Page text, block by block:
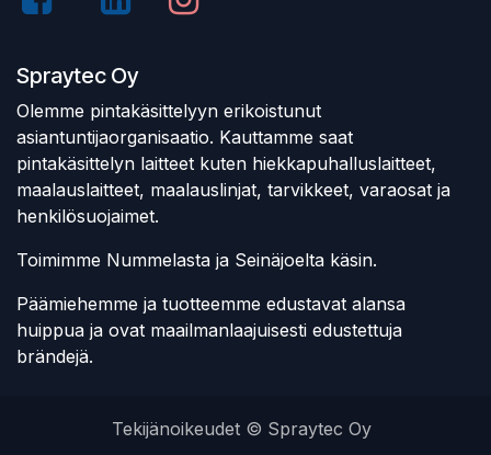
Spraytec Oy
Olemme pintakäsittelyyn erikoistunut
asiantuntijaorganisaatio. Kauttamme saat
pintakäsittelyn laitteet kuten hiekkapuhalluslaitteet,
maalauslaitteet, maalauslinjat, tarvikkeet, varaosat ja
henkilösuojaimet.
Toimimme Nummelasta ja Seinäjoelta käsin.
Päämiehemme ja tuotteemme edustavat alansa
huippua ja ovat maailmanlaajuisesti edustettuja
brändejä.
Tekijänoikeudet © Spraytec Oy